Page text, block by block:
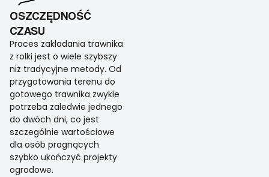
OSZCZĘDNOŚĆ
CZASU
Proces zakładania trawnika
z rolki jest o wiele szybszy
niż tradycyjne metody. Od
przygotowania terenu do
gotowego trawnika zwykle
potrzeba zaledwie jednego
do dwóch dni, co jest
szczególnie wartościowe
dla osób pragnących
szybko ukończyć projekty
ogrodowe.